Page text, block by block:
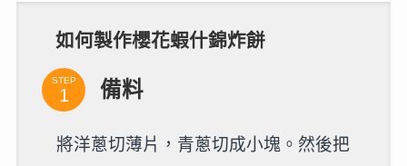
如何製作櫻花蝦什錦炸餅
STEP 備料
將洋蔥切薄片，青蔥切成小塊。然後把